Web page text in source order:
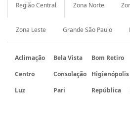
Região Central Zona Norte
Zona Leste Grande São Paulo
Aclimação Bela Vista Bom Retiro
Centro
Consolação Higienópolis
Luz
Pari República